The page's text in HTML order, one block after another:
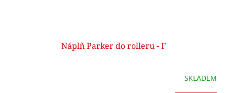
Náplň Parker do rolleru - F
SKLADEM